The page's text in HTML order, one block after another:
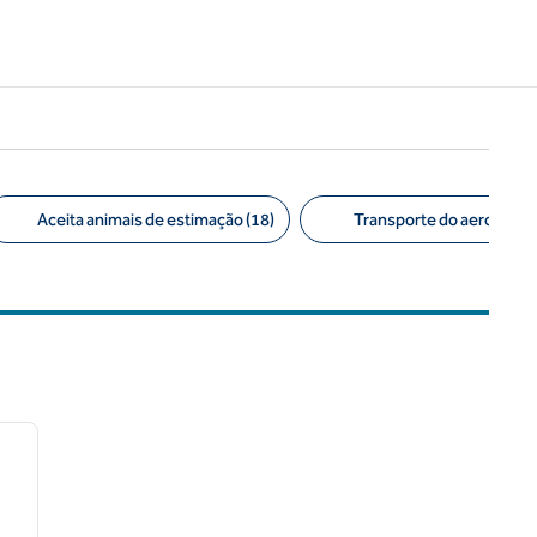
Aceita animais de estimação (18) Transporte do aeroporto
próxima imagem